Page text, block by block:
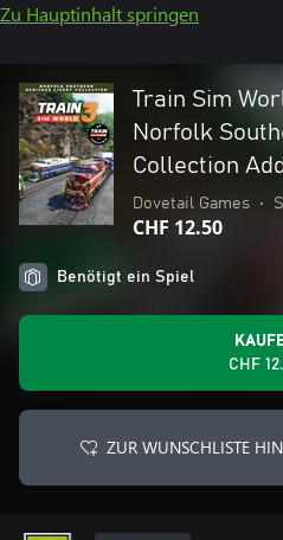
Zu Hauptinhalt springen
Train Sim
Norfolk
Collection
Dovetail Games •
CHF 12.50
Benötigt ein Spiel
CHF
ZUR WUNSCHLISTE